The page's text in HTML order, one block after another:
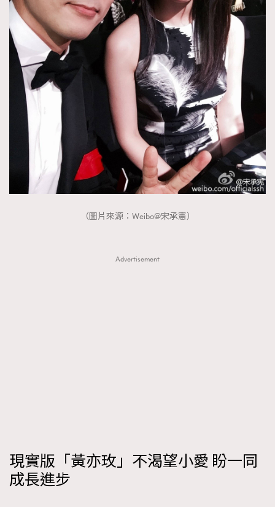
AFrenchMind
DressLikeAParisienne
EmpowerF
FashionWeek FigaroAesthetic
（圖片來源：Weibo@宋承憲）
Advertisement
現實版「黃亦玫」不渴望小愛 盼一同
成長進步